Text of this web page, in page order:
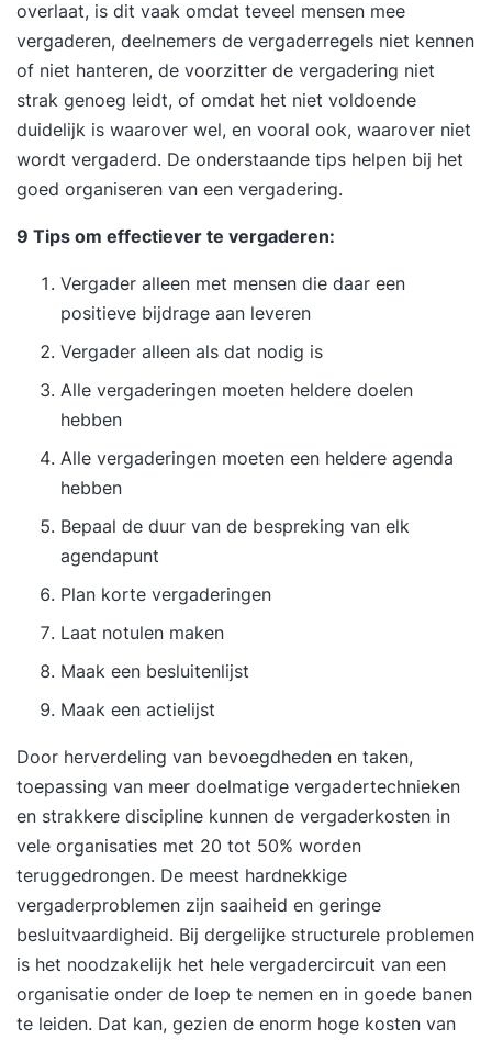
overlaat, is dit vaak omdat teveel mensen mee
vergaderen, deelnemers de vergaderregels niet kennen
of niet hanteren, de voorzitter de vergadering niet
strak genoeg leidt, of omdat het niet voldoende
duidelijk is waarover wel, en vooral ook, waarover niet
wordt vergaderd. De onderstaande tips helpen bij het
goed organiseren van een vergadering.
9 Tips om effectiever te vergaderen:
Vergader alleen met mensen die daar een
positieve bijdrage aan leveren
Vergader alleen als dat nodig is
Alle vergaderingen moeten heldere doelen
hebben
Alle vergaderingen moeten een heldere agenda
hebben
Bepaal de duur van de bespreking van elk
agendapunt
Plan korte vergaderingen
Laat notulen maken
Maak een besluitenlijst
Maak een actielijst
Door herverdeling van bevoegdheden en taken,
toepassing van meer doelmatige vergadertechnieken
en strakkere discipline kunnen de vergaderkosten in
vele organisaties met 20 tot 50% worden
teruggedrongen. De meest hardnekkige
vergaderproblemen zijn saaiheid en geringe
besluitvaardigheid. Bij dergelijke structurele problemen
is het noodzakelijk het hele vergadercircuit van een
organisatie onder de loep te nemen en in goede banen
te leiden. Dat kan, gezien de enorm hoge kosten van